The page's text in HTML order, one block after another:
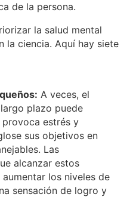
de la persona.
la salud mental
la ciencia. Aquí hay siete
A veces, el
plazo puede
estrés y
sus objetivos en
Las
alcanzar estos
los niveles de
sensación de logro y